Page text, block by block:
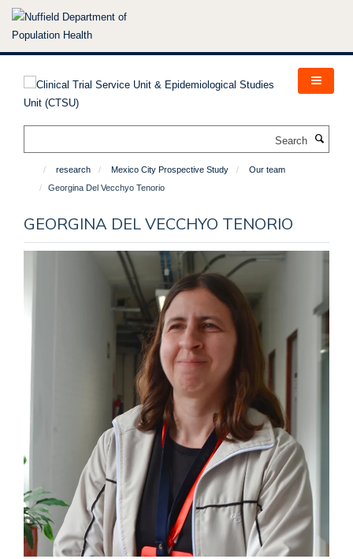
Skip
research Mexico City Prospective Study
Our team
Georgina Del Vecchyo Tenorio
GEORGINA DEL VECCHYO TENORIO